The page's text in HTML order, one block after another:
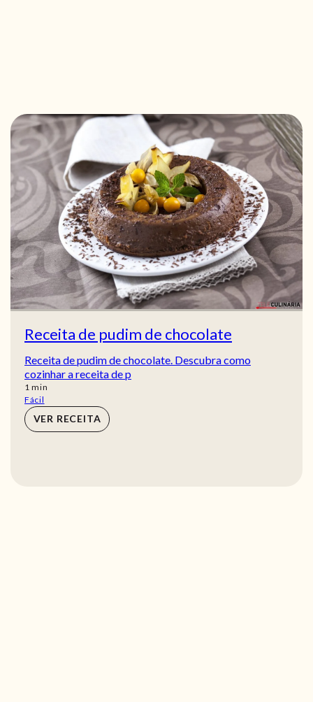
Receita de pudim de chocolate
Receita de pudim de chocolate. Descubra como
cozinhar a receita de p
1 min
min
Fácil
VER RECEITA